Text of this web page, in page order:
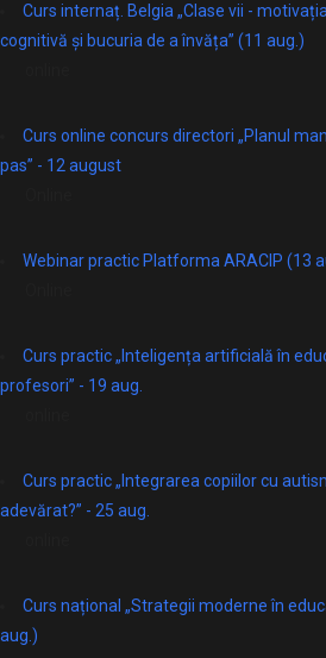
Curs internaț. Belgia „Clase vii -
cognitivă și bucuria de a învăța” (11 aug.)
Curs online concurs directori „Planul
pas” - 12 august
Webinar practic Platforma ARACIP (13
Curs practic „Inteligența artificială în
profesori” - 19 aug.
Curs practic „Integrarea copiilor cu
adevărat?” - 25 aug.
Curs național „Strategii moderne în
aug.)